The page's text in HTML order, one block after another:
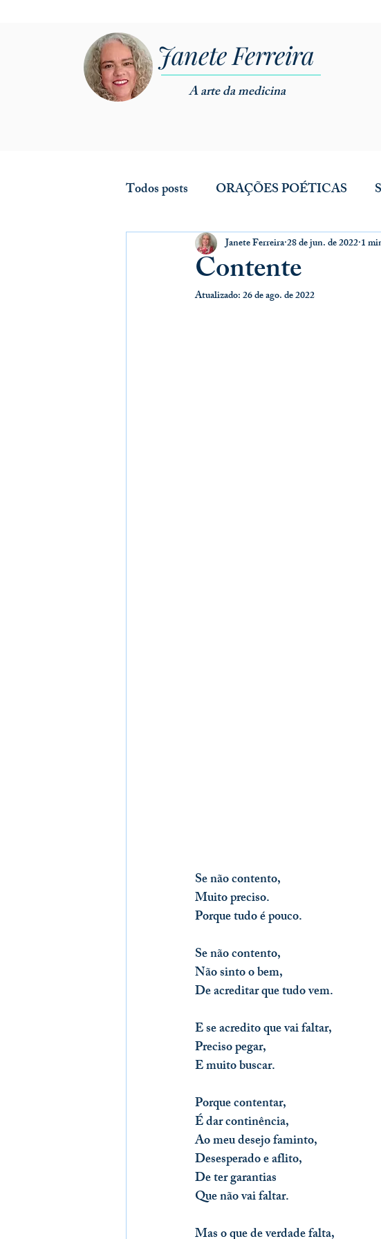
Janete Ferreira
A arte da medicina
Todos posts ORAÇÕES POÉTICAS
Contente
Janete Ferreira28 de jun. de 2022 1
Atualizado:26 de ago. de 2022
Se não contento,
Muito preciso.
Porque tudo é pouco.
Se não contento,
Não sinto o bem,
De acreditar que tudo vem.
E se acredito que vai faltar,
Preciso pegar,
E muito buscar.
Porque contentar,
É dar continência,
Ao meu desejo faminto,
Desesperado e aflito,
De ter garantias
Que não vai faltar.